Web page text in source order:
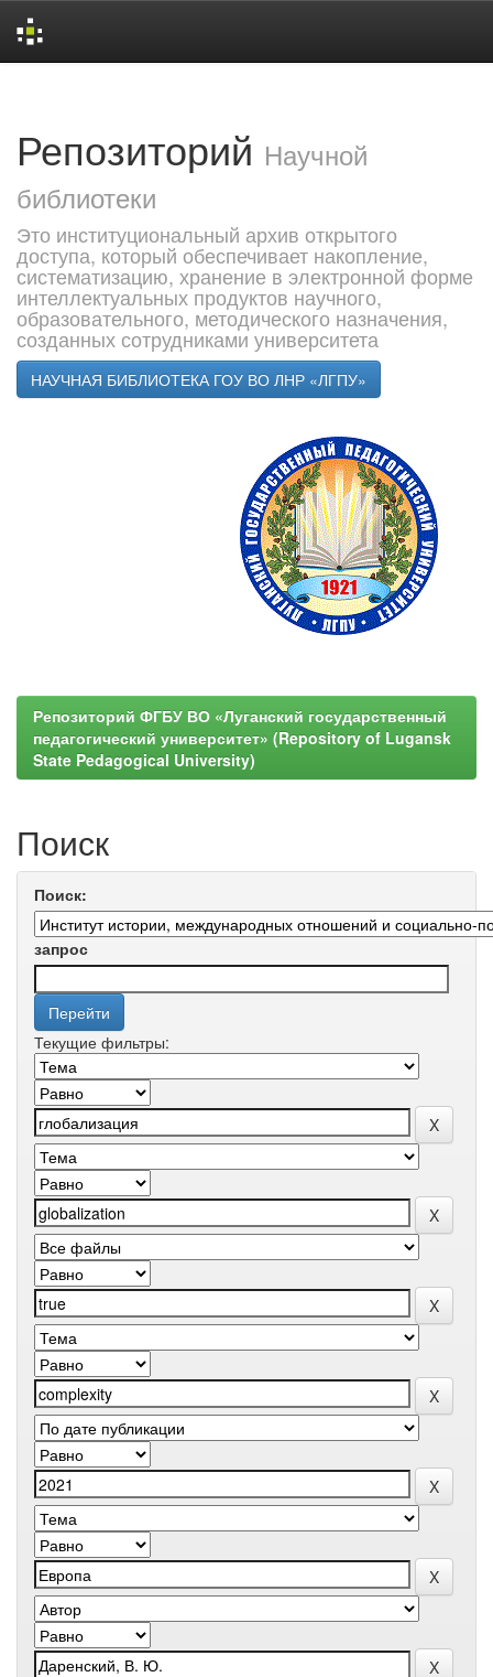
Репозиторий Научной
библиотеки
Это институциональный архив открытого
доступа, который обеспечивает накопление,
систематизацию, хранение в электронной форме
интеллектуальных продуктов научного,
образовательного, методического назначения,
созданных сотрудниками университета
НАУЧНАЯ БИБЛИОТЕКА ГОУ ВО ЛНР «ЛГПУ»
Репозиторий ФГБУ ВО «Луганский государственный
педагогический университет» (Repository of Lugansk
State Pedagogical University)
Поиск
Поиск:
запрос
Текущие фильтры: